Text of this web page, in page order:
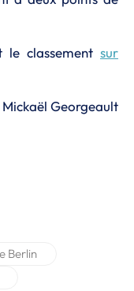
classement sur
Mickaël Georgeault
Berlin